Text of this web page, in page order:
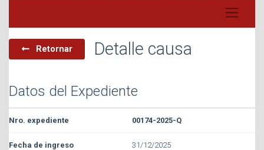
Retornar Detalle causa
Datos del Expediente
00174-2025-Q
31/12/2025